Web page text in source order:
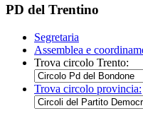
PD del Trentino
Segretaria
Assemblea e
Trova circolo Trento:
Trova circolo provincia: